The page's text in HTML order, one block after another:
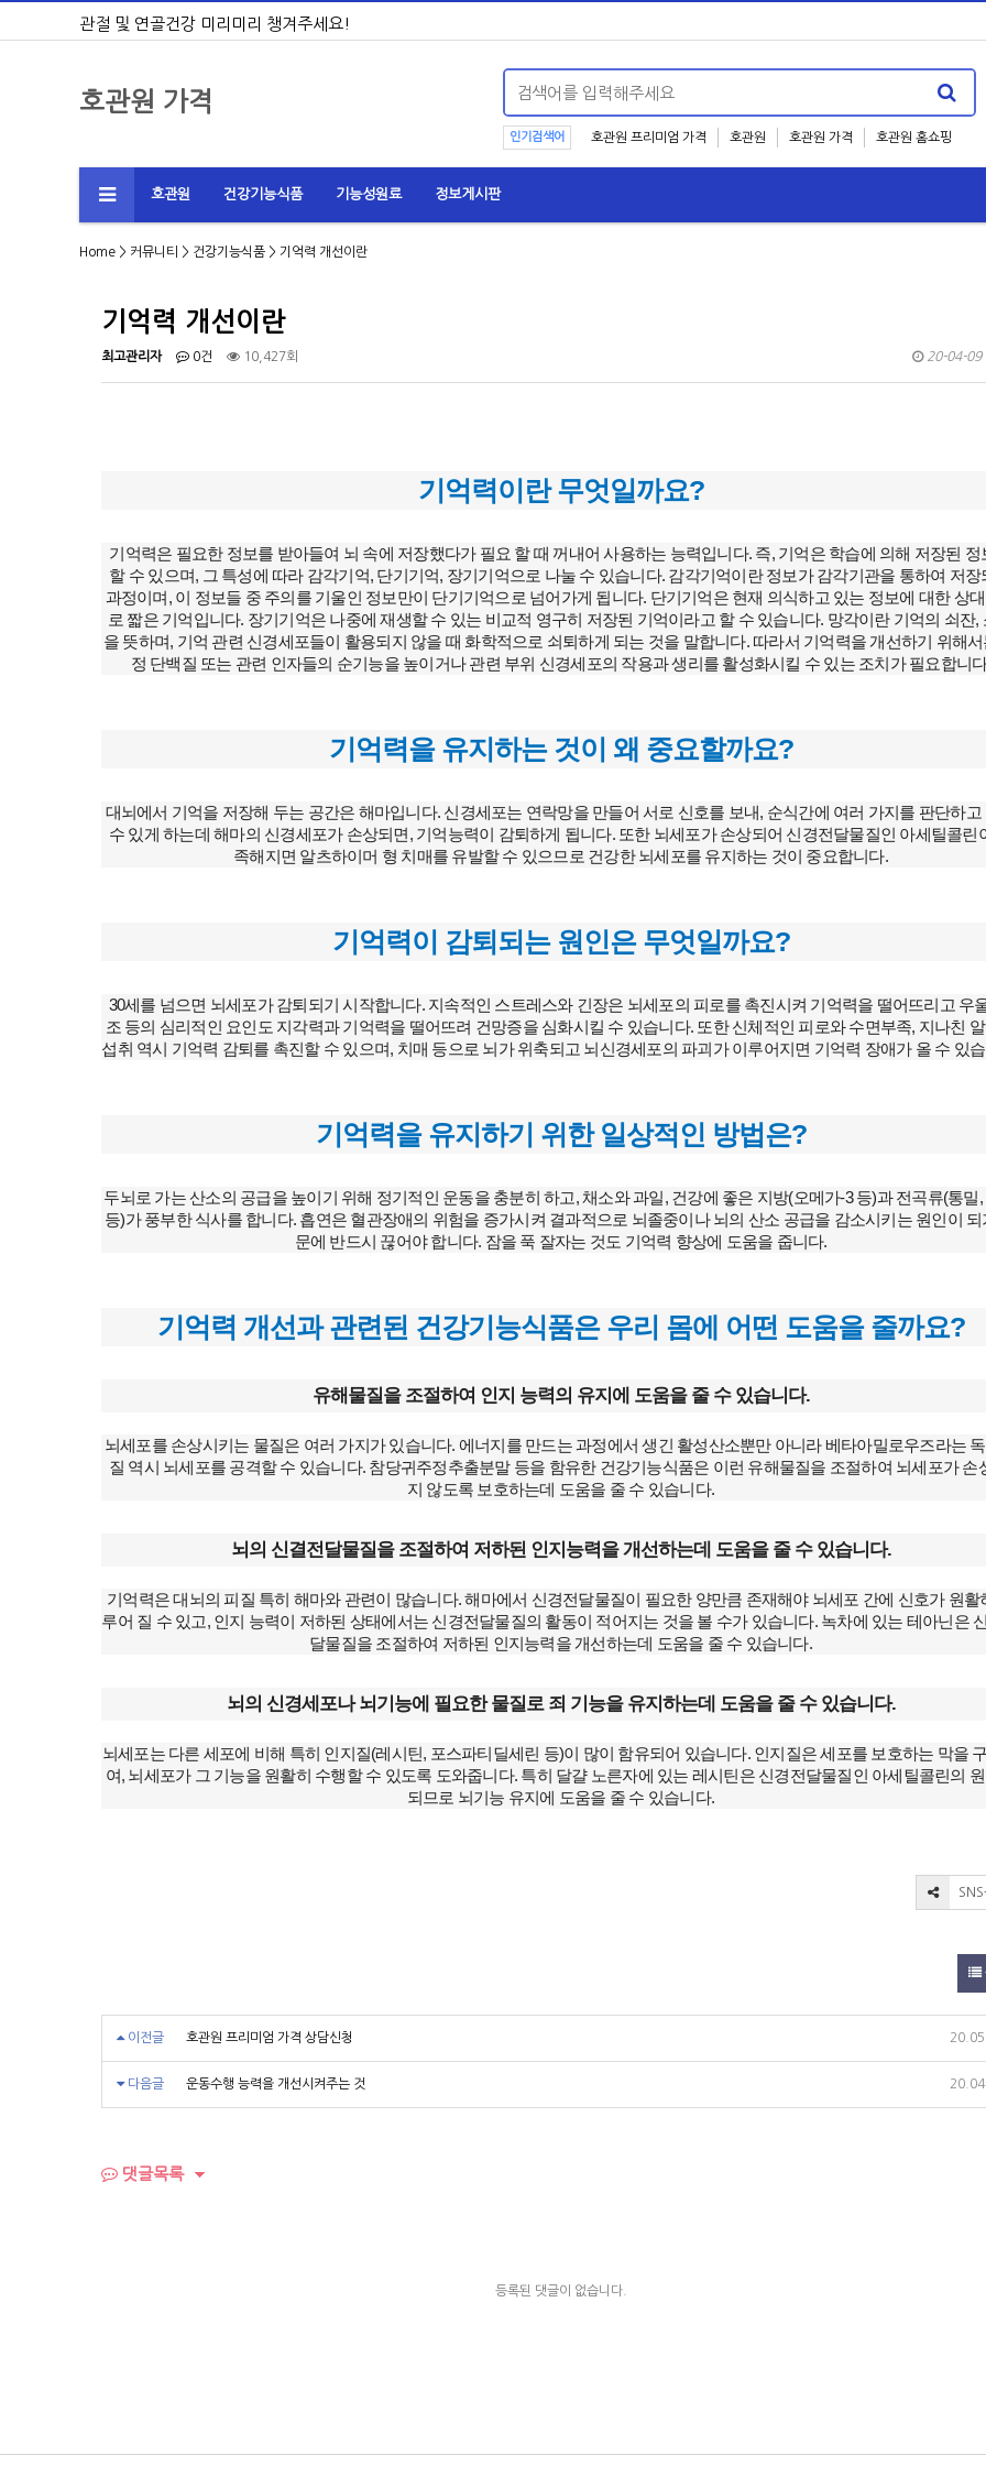
관절 및 연골건강 미리미리 챙겨주세요!
호관원 가격
인기검색어 호관원 프리미엄 가격 호관원 호관원 가격 호관원 홈쇼핑
호관원 건강기능식품 기능성원료 정보게시판
Home > 커뮤니티 > 건강기능식품 > 기억력 개선이란
기억력 개선이란
최고관리자 0건 10,427회 20-04-09
기억력이란 무엇일까요?
기억력은 필요한 정보를 받아들여 뇌 속에 저장했다가 필요 할 때 꺼내어 사용하는 능력입니다. 즉, 기억은 학습에 의해 저장된 정
할 수 있으며, 그 특성에 따라 감각기억, 단기기억, 장기기억으로 나눌 수 있습니다. 감각기억이란 정보가 감각기관을 통하여 저장
과정이며, 이 정보들 중 주의를 기울인 정보만이 단기기억으로 넘어가게 됩니다. 단기기억은 현재 의식하고 있는 정보에 대한 상
로 짧은 기억입니다. 장기기억은 나중에 재생할 수 있는 비교적 영구히 저장된 기억이라고 할 수 있습니다. 망각이란 기억의 쇠잔,
을 뜻하며, 기억 관련 신경세포들이 활용되지 않을 때 화학적으로 쇠퇴하게 되는 것을 말합니다. 따라서 기억력을 개선하기 위해
정 단백질 또는 관련 인자들의 순기능을 높이거나 관련 부위 신경세포의 작용과 생리를 활성화시킬 수 있는 조치가 필요합니
기억력을 유지하는 것이 왜 중요할까요?
대뇌에서 기억을 저장해 두는 공간은 해마입니다. 신경세포는 연락망을 만들어 서로 신호를 보내, 순식간에 여러 가지를 판단하고
수 있게 하는데 해마의 신경세포가 손상되면, 기억능력이 감퇴하게 됩니다. 또한 뇌세포가 손상되어 신경전달물질인 아세틸콜린
족해지면 알츠하이머 형 치매를 유발할 수 있으므로 건강한 뇌세포를 유지하는 것이 중요합니다.
기억력이 감퇴되는 원인은 무엇일까요?
30세를 넘으면 뇌세포가 감퇴되기 시작합니다. 지속적인 스트레스와 긴장은 뇌세포의 피로를 촉진시켜 기억력을 떨어뜨리고 우
조 등의 심리적인 요인도 지각력과 기억력을 떨어뜨려 건망증을 심화시킬 수 있습니다. 또한 신체적인 피로와 수면부족, 지나친
섭취 역시 기억력 감퇴를 촉진할 수 있으며, 치매 등으로 뇌가 위축되고 뇌신경세포의 파괴가 이루어지면 기억력 장애가 올 수 있
기억력을 유지하기 위한 일상적인 방법은?
두뇌로 가는 산소의 공급을 높이기 위해 정기적인 운동을 충분히 하고, 채소와 과일, 건강에 좋은 지방(오메가-3 등)과 전곡류(통밀,
등)가 풍부한 식사를 합니다. 흡연은 혈관장애의 위험을 증가시켜 결과적으로 뇌졸중이나 뇌의 산소 공급을 감소시키는 원인이 되
문에 반드시 끊어야 합니다. 잠을 푹 잘자는 것도 기억력 향상에 도움을 줍니다.
기억력 개선과 관련된 건강기능식품은 우리 몸에 어떤 도움을 줄까요?
유해물질을 조절하여 인지 능력의 유지에 도움을 줄 수 있습니다.
뇌세포를 손상시키는 물질은 여러 가지가 있습니다. 에너지를 만드는 과정에서 생긴 활성산소뿐만 아니라 베타아밀로우즈라는
질 역시 뇌세포를 공격할 수 있습니다. 참당귀주정추출분말 등을 함유한 건강기능식품은 이런 유해물질을 조절하여 뇌세포가 손
지 않도록 보호하는데 도움을 줄 수 있습니다.
뇌의 신결전달물질을 조절하여 저하된 인지능력을 개선하는데 도움을 줄 수 있습니다.
기억력은 대뇌의 피질 특히 해마와 관련이 많습니다. 해마에서 신경전달물질이 필요한 양만큼 존재해야 뇌세포 간에 신호가 원활
루어 질 수 있고, 인지 능력이 저하된 상태에서는 신경전달물질의 활동이 적어지는 것을 볼 수가 있습니다. 녹차에 있는 테아닌은
달물질을 조절하여 저하된 인지능력을 개선하는데 도움을 줄 수 있습니다.
뇌의 신경세포나 뇌기능에 필요한 물질로 죄 기능을 유지하는데 도움을 줄 수 있습니다.
뇌세포는 다른 세포에 비해 특히 인지질(레시틴, 포스파티딜세린 등)이 많이 함유되어 있습니다. 인지질은 세포를 보호하는 막을
여, 뇌세포가 그 기능을 원활히 수행할 수 있도록 도와줍니다. 특히 달걀 노른자에 있는 레시틴은 신경전달물질인 아세틸콜린의
되므로 뇌기능 유지에 도움을 줄 수 있습니다.
이전글 호관원 프리미엄 가격 상담신청
다음글 운동수행 능력을 개선시켜주는 것
댓글목록
등록된 댓글이 없습니다.